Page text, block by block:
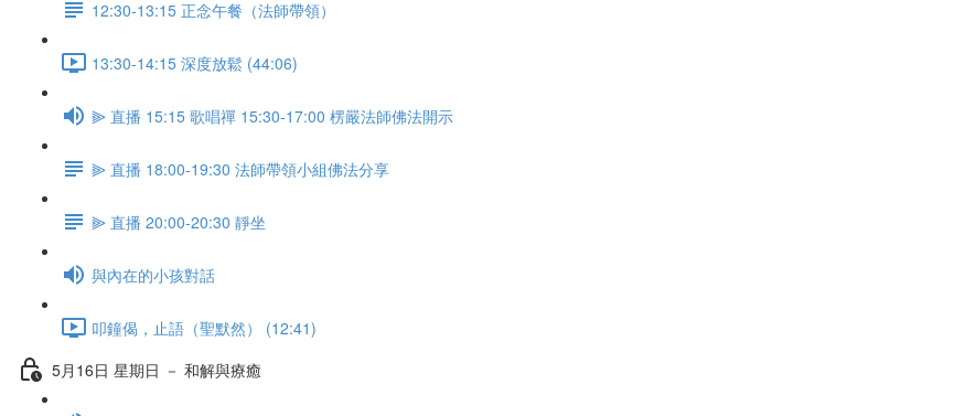
12:30-13:15 正念午餐（法師帶領）
13:30-14:15 深度放鬆 (44:06)
⫸ 直播 15:15 歌唱禪 15:30-17:00 楞嚴法師佛法開示
⫸ 直播 18:00-19:30 法師帶領小組佛法分享
⫸ 直播 20:00-20:30 靜坐
與內在的小孩對話
叩鐘偈，止語（聖默然） (12:41)
5月16日 星期日 － 和解與療癒